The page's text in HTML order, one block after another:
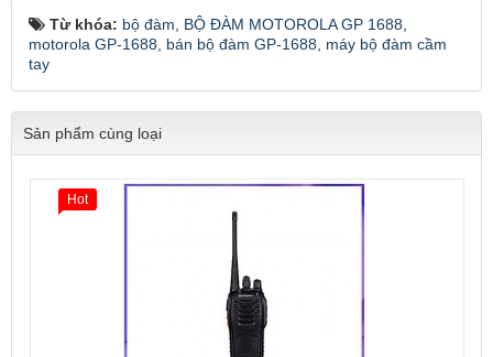
Từ khóa: bộ đàm BỘ ĐÀM MOTOROLA GP 1688
motorola GP-1688
bán bộ đàm GP-1688
máy bộ đàm cầm
tay
Sản phẩm cùng loại
Hot